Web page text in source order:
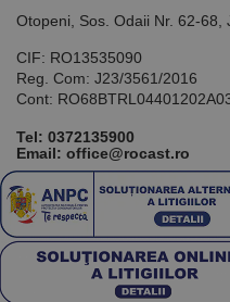
Otopeni, Sos. Odaii Nr. 62-68,
CIF: RO13535090
Reg. Com: J23/3561/2016
Cont:
Tel: 0372135900
Email: office@rocast.ro